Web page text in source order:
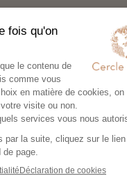
construisez votre
avec un
expert pour
un voyage à votre
adapté à vos
et à votre rythme.